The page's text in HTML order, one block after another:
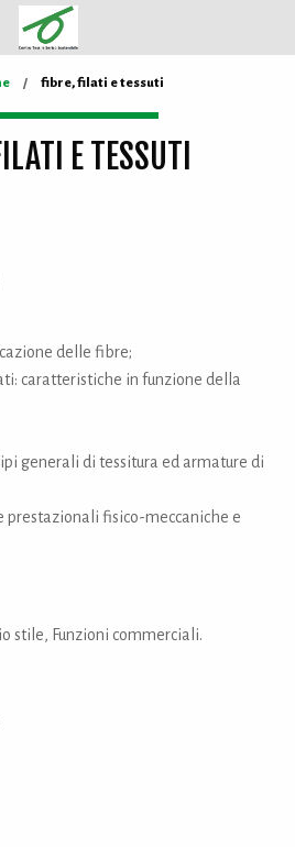
fibre, filati e tessuti
E TESSUTI
delle fibre;
caratteristiche in funzione della
generali di tessitura ed armature di
fisico-meccaniche e
stile, Funzioni commerciali.